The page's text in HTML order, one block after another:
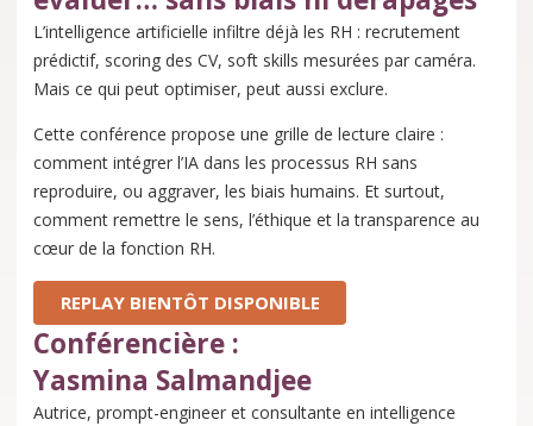
L’intelligence artificielle infiltre déjà les RH : recrutement
prédictif, scoring des CV, soft skills mesurées par caméra.
Mais ce qui peut optimiser, peut aussi exclure.
Cette conférence propose une grille de lecture claire :
comment intégrer l’IA dans les processus RH sans
reproduire, ou aggraver, les biais humains. Et surtout,
comment remettre le sens, l’éthique et la transparence au
cœur de la fonction RH.
REPLAY BIENTÔT DISPONIBLE
Conférencière :
Yasmina Salmandjee
Autrice, prompt-engineer et consultante en intelligence